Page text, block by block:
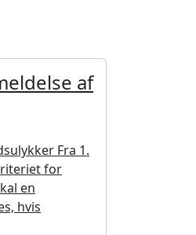
af
Fra 1.
for
en
hvis